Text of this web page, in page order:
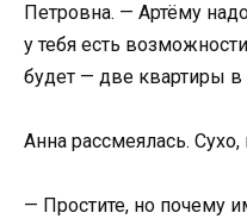
Петровна. — Артёму
у тебя есть
будет — две квартиры в
Анна рассмеялась. Сухо,
— Простите, но почему